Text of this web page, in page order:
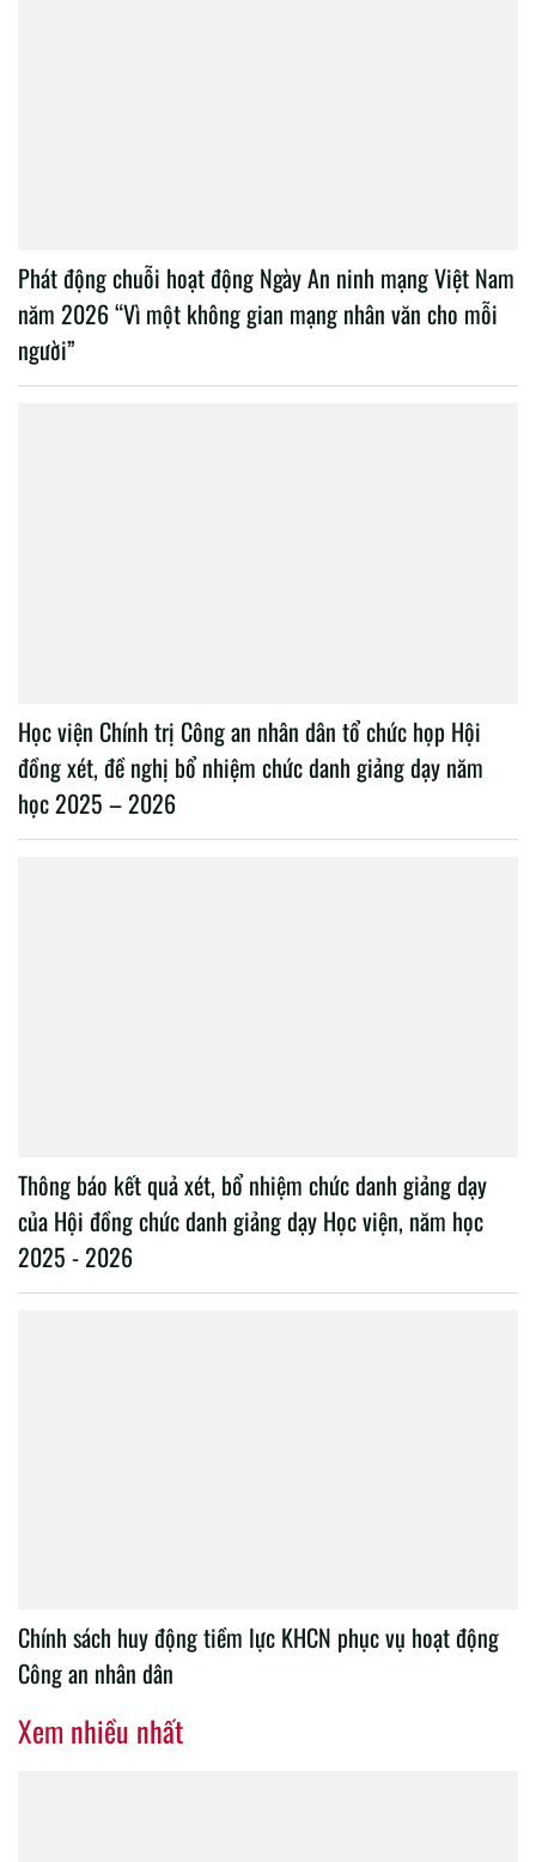
Phát động chuỗi hoạt động Ngày An ninh mạng Việt Nam
năm 2026 “Vì một không gian mạng nhân văn cho mỗi
người”
Học viện Chính trị Công an nhân dân tổ chức họp Hội
đồng xét, đề nghị bổ nhiệm chức danh giảng dạy năm
học 2025 – 2026
Thông báo kết quả xét, bổ nhiệm chức danh giảng dạy
của Hội đồng chức danh giảng dạy Học viện, năm học
2025 - 2026
Chính sách huy động tiềm lực KHCN phục vụ hoạt động
Công an nhân dân
Xem nhiều nhất